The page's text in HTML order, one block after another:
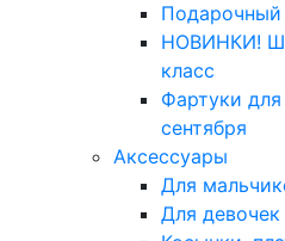
Подарочный
НОВИНКИ!
класс
Фартуки
сентября
Аксессуары
Для
Для девочек